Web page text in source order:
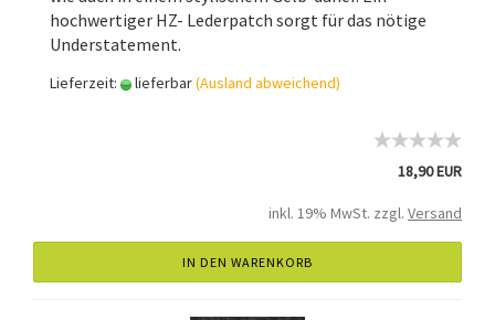
hochwertiger HZ- Lederpatch sorgt für das nötige
Understatement.
Lieferzeit: lieferbar(Ausland abweichend)
18,90 EUR
inkl. 19% MwSt. zzgl. Versand
IN DEN WARENKORB